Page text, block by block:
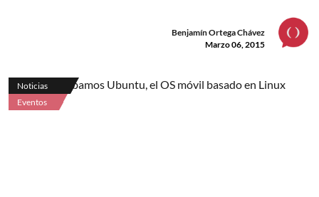
Benjamín Ortega Chávez
Marzo 06, 2015
Noticias
Eventos